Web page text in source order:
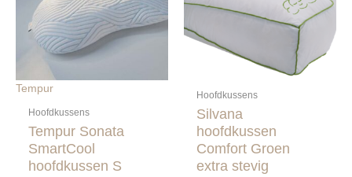
Tempur
Hoofdkussens
Tempur Sonata
SmartCool
hoofdkussen S
Hoofdkussens
Silvana
hoofdkussen
Comfort Groen
extra stevig